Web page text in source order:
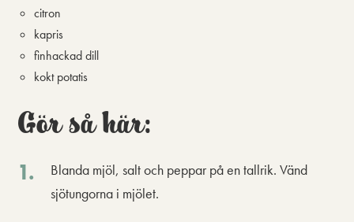
citron
kapris
finhackad dill
kokt potatis
Gör så här:
Blanda mjöl, salt och peppar på en tallrik. Vänd
sjötungorna i mjölet.